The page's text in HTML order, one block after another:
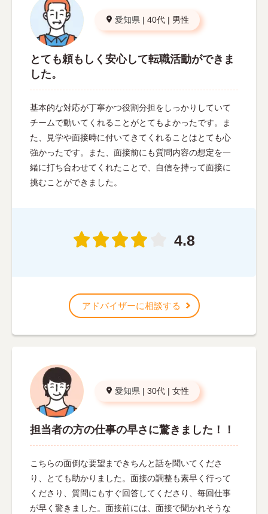
愛知県 | 40代 | 男性
とても頼もしく安心して転職活動ができま
した。
基本的な対応が丁寧かつ役割分担をしっかりしていて
チームで動いてくれることがとてもよかったです。ま
た、見学や面接時に付いてきてくれることはとても心
強かったです。また、面接前にも質問内容の想定を一
緒に打ち合わせてくれたことで、自信を持って面接に
挑むことができました。
4.8
アドバイザーに相談する
愛知県 | 30代 | 女性
担当者の方の仕事の早さに驚きました！！
こちらの面倒な要望まできちんと話を聞いてくださ
り、とても助かりました。面接の調整も素早く行って
くださり、質問にもすぐ回答してくださり、毎回仕事
が早く驚きました。面接前には、面接で聞かれそうな